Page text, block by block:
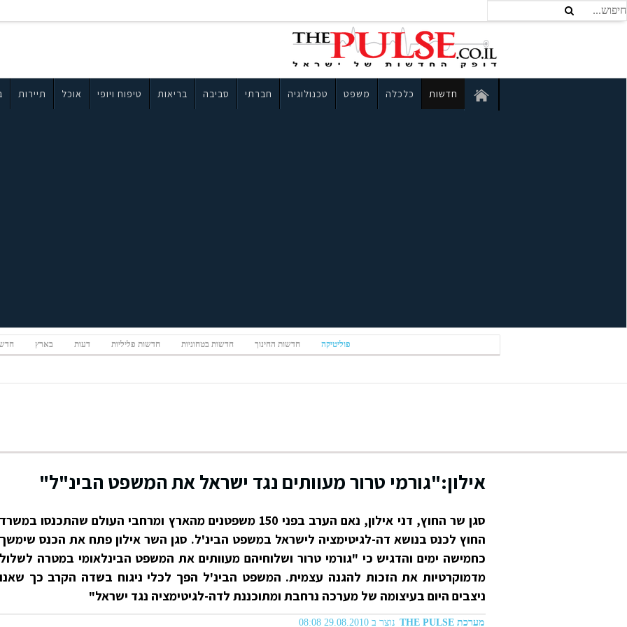
חדשות כלכלה משפט טכנולוגיה חברתי סביבה בריאות טיפוח ויופי אוכל תיירות
פוליטיקה חדשות החינוך חדשות בטחוניות חדשות פליליות דעות בארץ
אילון:"גורמי טרור מעוותים נגד ישראל את המשפט הבינ"ל"
סגן שר החוץ, דני אילון, נאם הערב בפני 150 משפטנים מהארץ ומרחבי העולם שהתכנסו במשרד
החוץ לכנס בנושא דה-לגיטימציה לישראל במשפט הבינ'ל. סגן השר אילון פתח את הכנס שימשך
כחמישה ימים והדגיש כי "גורמי טרור ושלוחיהם מעוותים את המשפט הבינלאומי במטרה לשלול
מדמוקרטיות את הזכות להגנה עצמית. המשפט הבינ'ל הפך לכלי ניגוח בשדה הקרב כך שאנו
ניצבים היום בעיצומה של מערכה נרחבת ומתוכננת לדה-לגיטימציה נגד ישראל"
מערכת THE PULSE נוצר ב 29.08.2010 08:08